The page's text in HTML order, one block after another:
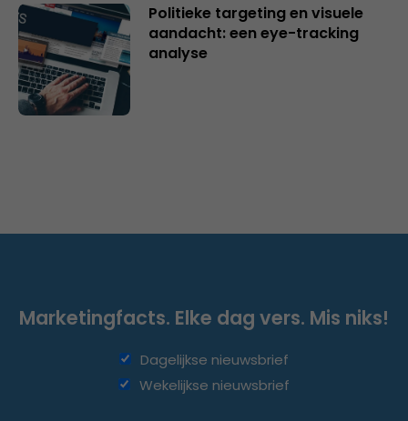
Politieke targeting en visuele
aandacht: een eye-tracking
analyse
Marketingfacts. Elke dag vers. Mis niks!
Dagelijkse nieuwsbrief
Wekelijkse nieuwsbrief